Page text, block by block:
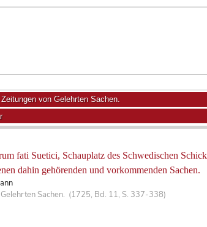
fati Suetici, Schauplatz des Schwedischen
dahin gehörenden und vorkommenden Sachen.
Sachen. (1725, Bd. 11, S. 337-338)
Zeitungen von Gelehrten Sachen.